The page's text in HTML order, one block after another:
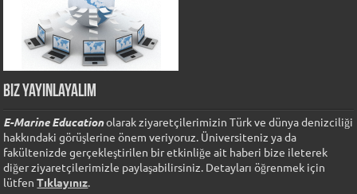
Biz Yayınlayalım
E-Marine Educationolarak ziyaretçilerimizin Türk ve dünya denizciliği
hakkındaki görüşlerine önem veriyoruz. Üniversiteniz ya da
fakültenizde gerçekleştirilen bir etkinliğe ait haberi bize ileterek
diğer ziyaretçilerimizle paylaşabilirsiniz. Detayları öğrenmek için
lütfenTıklayınız.